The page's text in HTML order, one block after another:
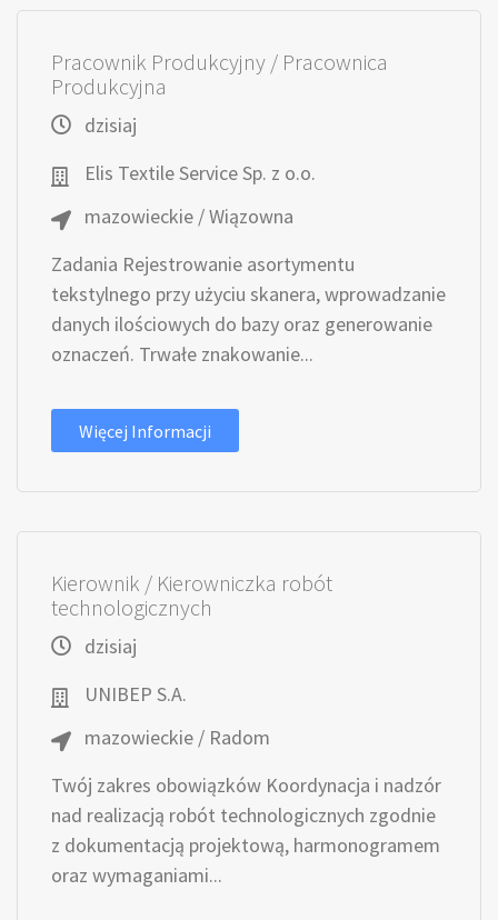
Pracownik Produkcyjny / Pracownica
Produkcyjna
dzisiaj
Elis Textile Service Sp. z o.o.
mazowieckie / Wiązowna
Zadania Rejestrowanie asortymentu
tekstylnego przy użyciu skanera, wprowadzanie
danych ilościowych do bazy oraz generowanie
oznaczeń. Trwałe znakowanie...
Więcej Informacji
Kierownik / Kierowniczka robót
technologicznych
dzisiaj
UNIBEP S.A.
mazowieckie / Radom
Twój zakres obowiązków Koordynacja i nadzór
nad realizacją robót technologicznych zgodnie
z dokumentacją projektową, harmonogramem
oraz wymaganiami...